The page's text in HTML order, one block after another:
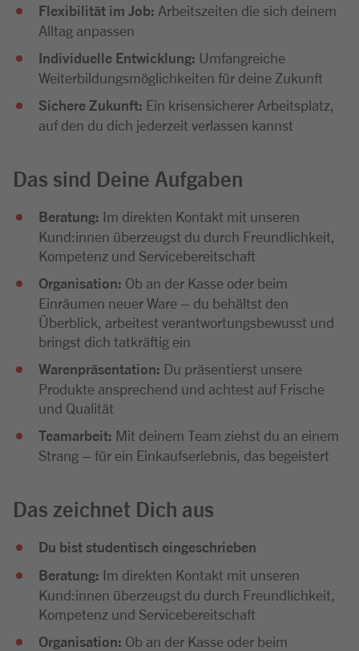
Flexibilität im Job: Arbeitszeiten die sich deinem
Alltag anpassen
Individuelle Entwicklung: Umfangreiche
Weiterbildungsmöglichkeiten für deine Zukunft
Sichere Zukunft: Ein krisensicherer Arbeitsplatz,
auf den du dich jederzeit verlassen kannst
Das sind Deine Aufgaben
Beratung: Im direkten Kontakt mit unseren
Kund:innen überzeugst du durch Freundlichkeit,
Kompetenz und Servicebereitschaft
Organisation: Ob an der Kasse oder beim
Einräumen neuer Ware – du behältst den
Überblick, arbeitest verantwortungsbewusst und
bringst dich tatkräftig ein
Warenpräsentation: Du präsentierst unsere
Produkte ansprechend und achtest auf Frische
und Qualität
Teamarbeit: Mit deinem Team ziehst du an einem
Strang – für ein Einkaufserlebnis, das begeistert
Das zeichnet Dich aus
Du bist studentisch eingeschrieben
Beratung: Im direkten Kontakt mit unseren
Kund:innen überzeugst du durch Freundlichkeit,
Kompetenz und Servicebereitschaft
Organisation: Ob an der Kasse oder beim